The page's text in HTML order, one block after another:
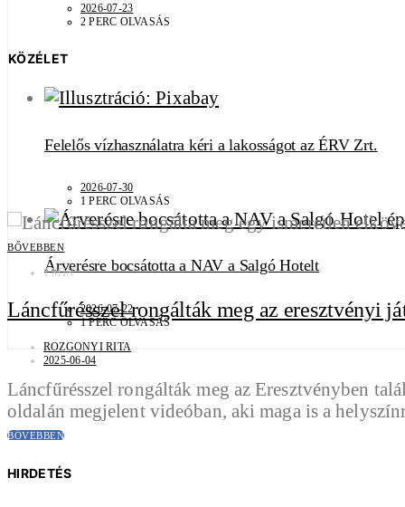
2026-07-23
2 PERC OLVASÁS
KÖZÉLET
Felelős vízhasználatra kéri a lakosságot az ÉRV Zrt.
2026-07-30
1 PERC OLVASÁS
Árverésre bocsátotta a NAV a Salgó Hotelt
2026-07-22
1 PERC OLVASÁS
BŐVEBBEN
1 MIN
Láncfűrésszel rongálták meg az eresztvényi
ROZGONYI RITA
2025-06-04
Láncfűrésszel rongálták meg az Eresztvényben
oldalán megjelent videóban, aki maga is a
BŐVEBBEN
HIRDETÉS